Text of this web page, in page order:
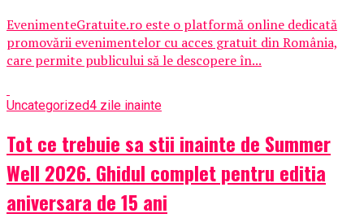
EvenimenteGratuite.ro este o platformă online dedicată
promovării evenimentelor cu acces gratuit din România,
care permite publicului să le descopere în...
Uncategorized4 zile inainte
Tot ce trebuie sa stii inainte de Summer
Well 2026. Ghidul complet pentru editia
aniversara de 15 ani